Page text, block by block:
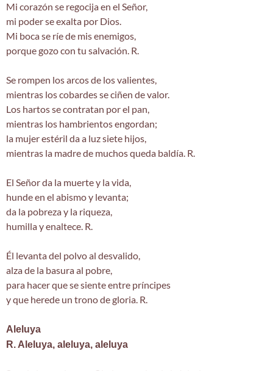
Mi corazón se regocija en el Señor,
mi poder se exalta por Dios.
Mi boca se ríe de mis enemigos,
porque gozo con tu salvación. R.
Se rompen los arcos de los valientes,
mientras los cobardes se ciñen de valor.
Los hartos se contratan por el pan,
mientras los hambrientos engordan;
la mujer estéril da a luz siete hijos,
mientras la madre de muchos queda baldía. R.
El Señor da la muerte y la vida,
hunde en el abismo y levanta;
da la pobreza y la riqueza,
humilla y enaltece. R.
Él levanta del polvo al desvalido,
alza de la basura al pobre,
para hacer que se siente entre príncipes
y que herede un trono de gloria. R.
Aleluya
R. Aleluya, aleluya, aleluya